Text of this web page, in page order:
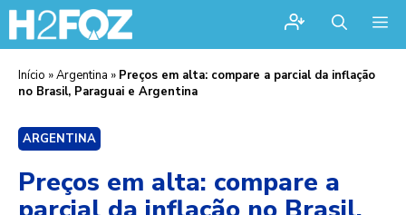
Início »Argentina » Preços em alta: compare a parcial da inflação
no Brasil, Paraguai e Argentina
ARGENTINA
Preços em alta: compare a